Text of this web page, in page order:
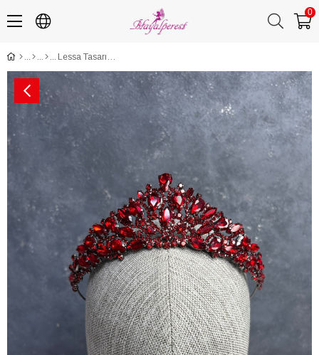
0
Lessa Tasarım Gelin Kına Tacı